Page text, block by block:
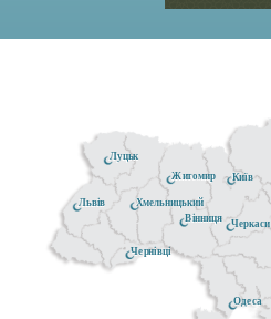
Житомир
Черкаси
Чернівці
Київ
Хмельницький
Луцьк
Одеса
Вінниця
Львів